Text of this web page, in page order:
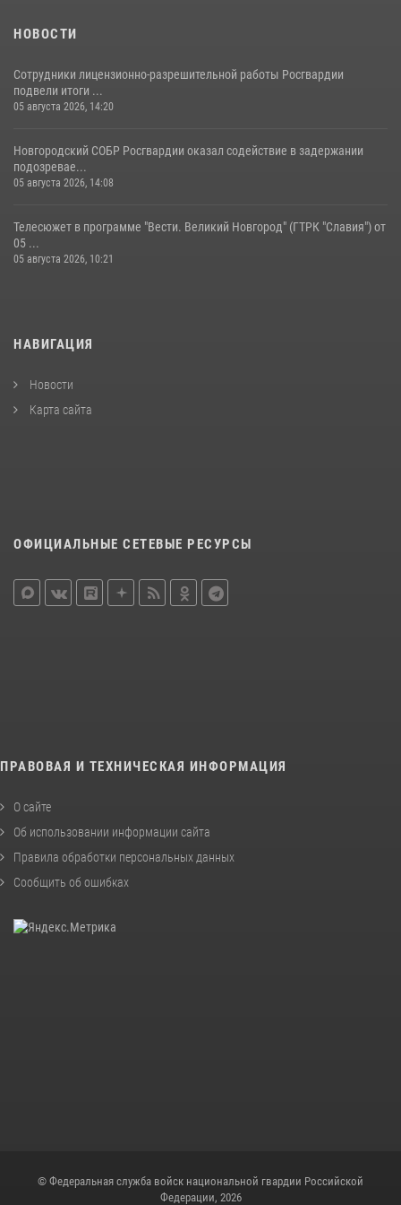
НОВОСТИ
Сотрудники лицензионно-разрешительной работы Росгвардии
подвели итоги ...
05 августа 2026, 14:20
Новгородский СОБР Росгвардии оказал содействие в задержании
подозревае...
05 августа 2026, 14:08
Телесюжет в программе "Вести. Великий Новгород" (ГТРК "Славия") от
05 ...
05 августа 2026, 10:21
НАВИГАЦИЯ
Новости
Карта сайта
ОФИЦИАЛЬНЫЕ СЕТЕВЫЕ РЕСУРСЫ
ПРАВОВАЯ И ТЕХНИЧЕСКАЯ ИНФОРМАЦИЯ
О сайте
Об использовании информации сайта
Правила обработки персональных данных
Сообщить об ошибках
© Федеральная служба войск национальной гвардии Российской
Федерации, 2026